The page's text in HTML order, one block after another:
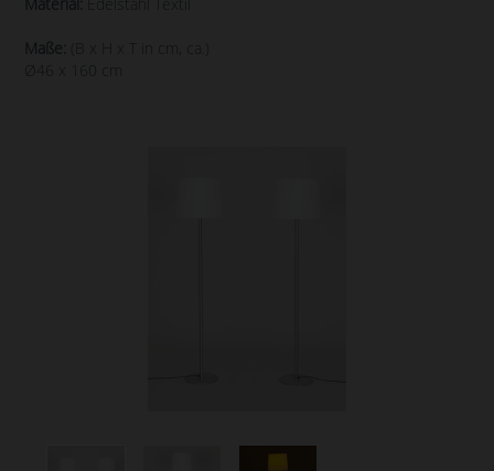
Maße:
(B x H x T in cm, ca.)
Ø46 x 160 cm